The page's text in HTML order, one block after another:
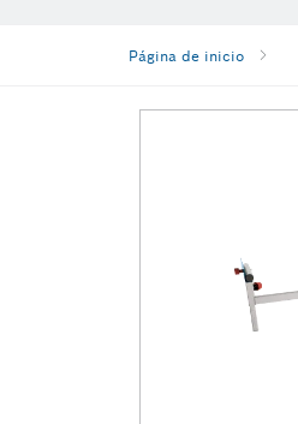
Página de inicio